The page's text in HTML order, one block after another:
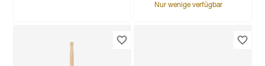
Nur wenige verfügbar